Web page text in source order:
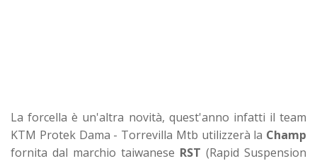
La forcella è un'altra novità, quest'anno infatti il team
KTM Protek Dama - Torrevilla Mtb utilizzerà la Champ
fornita dal marchio taiwanese RST (Rapid Suspension